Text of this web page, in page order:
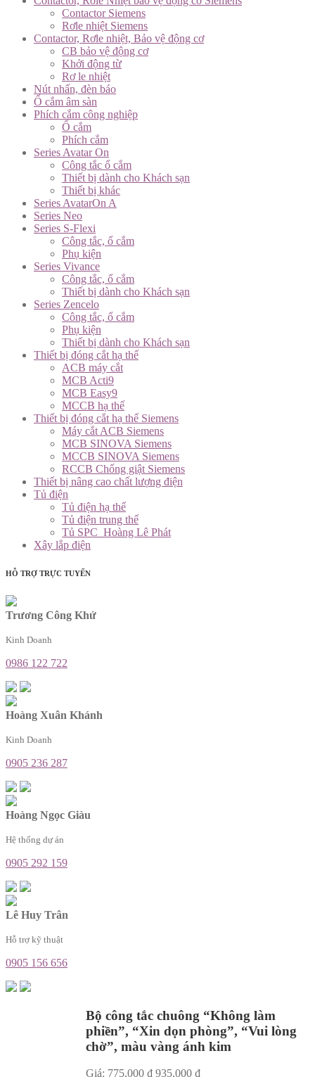
Contactor Siemens
Rơle nhiệt Siemens
Contactor, Rơle nhiệt, Bảo vệ động cơ
CB bảo vệ động cơ
Khởi động từ
Rơ le nhiệt
Nút nhấn, đèn báo
Ổ cắm âm sàn
Phích cắm công nghiệp
Ổ cắm
Phích cắm
Series Avatar On
Công tắc ổ cắm
Thiết bị dành cho Khách sạn
Thiết bị khác
Series AvatarOn A
Series Neo
Series S-Flexi
Công tắc, ổ cắm
Phụ kiện
Series Vivance
Công tắc, ổ cắm
Thiết bị dành cho Khách sạn
Series Zencelo
Công tắc, ổ cắm
Phụ kiện
Thiết bị dành cho Khách sạn
Thiết bị đóng cắt hạ thế
ACB máy cắt
MCB Acti9
MCB Easy9
MCCB hạ thế
Thiết bị đóng cắt hạ thế Siemens
Máy cắt ACB Siemens
MCB SINOVA Siemens
MCCB SINOVA Siemens
RCCB Chống giật Siemens
Thiết bị nâng cao chất lượng điện
Tủ điện
Tủ điện hạ thế
Tủ điện trung thế
Tủ SPC_Hoàng Lê Phát
Xây lắp điện
HỖ TRỢ TRỰC TUYẾN
Trương Công Khứ
Kinh Doanh
0986 122 722
Hoàng Xuân Khánh
Kinh Doanh
0905 236 287
Hoàng Ngọc Giàu
Hệ thống dự án
0905 292 159
Lê Huy Trân
Hỗ trợ kỹ thuật
0905 156 656
Bộ công tắc chuông “Không làm
phiền”, “Xin dọn phòng”, “Vui lòng
chờ”, màu vàng ánh kim
Giá: 775,000 ₫ 935,000 ₫